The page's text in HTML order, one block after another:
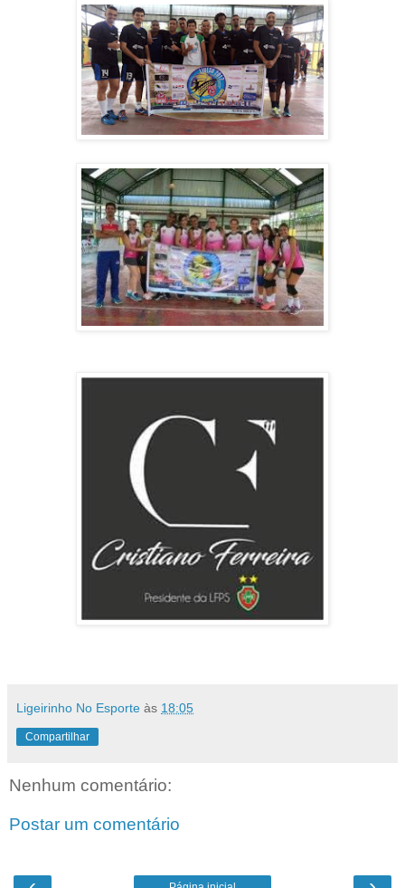
Ligeirinho No Esporte às 18:05
Compartilhar
Nenhum comentário:
Postar um comentário